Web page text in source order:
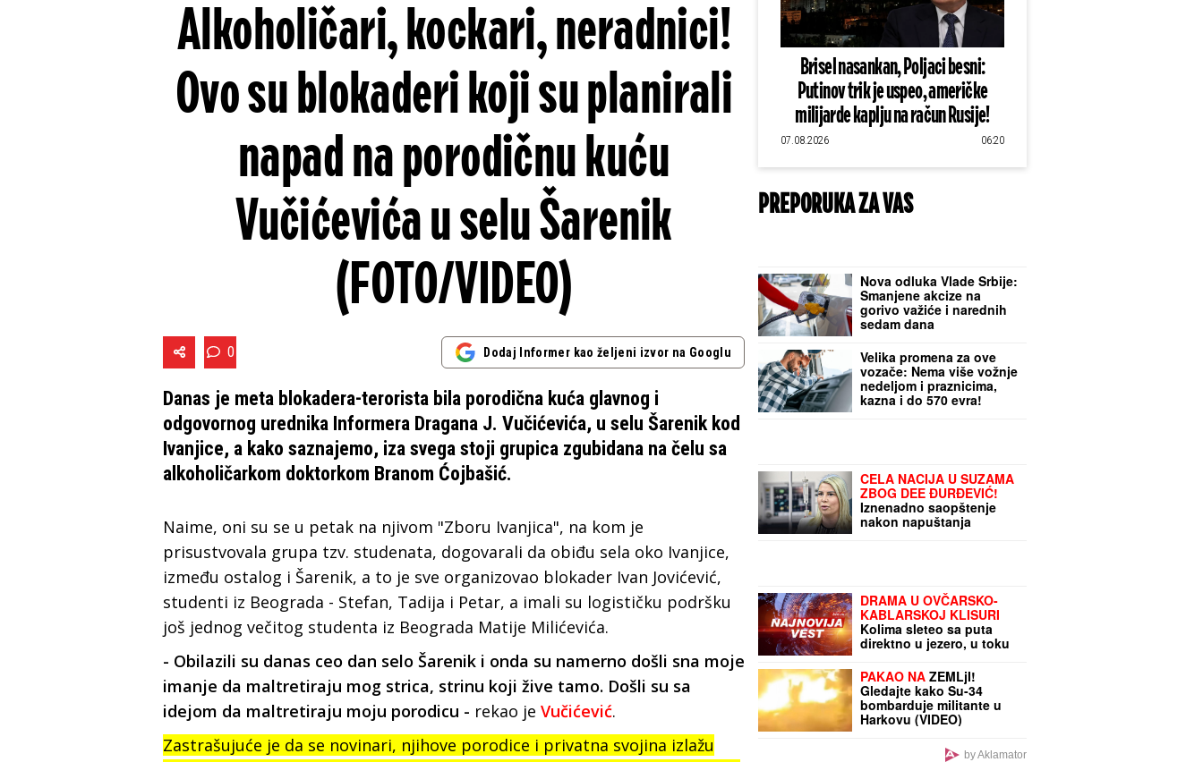
Alkoholičari, kockari, neradnici!
Ovo su blokaderi koji su planirali
napad na porodičnu kuću
Vučićevića u selu Šarenik
(FOTO/VIDEO)
0 Dodaj Informer kao željeni izvor na Googlu
Danas je meta blokadera-terorista bila porodična kuća glavnog i
odgovornog urednika Informera Dragana J. Vučićevića, u selu Šarenik kod
Ivanjice, a kako saznajemo, iza svega stoji grupica zgubidana na čelu sa
alkoholičarkom doktorkom Branom Ćojbašić.
Naime, oni su se u petak na njivom "Zboru Ivanjica", na kom je
prisustvovala grupa tzv. studenata, dogovarali da obiđu sela oko Ivanjice,
između ostalog i Šarenik, a to je sve organizovao blokader Ivan Jovićević,
studenti iz Beograda - Stefan, Tadija i Petar, a imali su logističku podršku
još jednog večitog studenta iz Beograda Matije Milićevića.
- Obilazili su danas ceo dan selo Šarenik i onda su namerno došli sna moje
imanje da maltretiraju mog strica, strinu koji žive tamo. Došli su sa
idejom da maltretiraju moju porodicu - rekao je Vučićević.
Zastrašujuće je da se novinari, njihove porodice i privatna svojina izlažu
Brisel nasankan, Poljaci besni:
Putinov trik je uspeo, američke
milijarde kaplju na račun Rusije!
07.08.2026 06:20
PREPORUKA ZA VAS
Nova odluka Vlade Srbije:
Smanjene akcize na
gorivo važiće i narednih
sedam dana
Velika promena za ove
vozače: Nema više vožnje
nedeljom i praznicima,
kazna i do 570 evra!
CELA NACIJA U SUZAMA
ZBOG DEE ĐURĐEVIĆ!
Iznenadno saopštenje
nakon napuštanja
porodilišta, ovo je
DRAMA U OVČARSKO-
KABLARSKOJ KLISURI
Kolima sleteo sa puta
direktno u jezero, u toku
izvlačenje vozila (FOTO)
PAKAO NA ZEMLjI!
Gledajte kako Su-34
bombarduje militante u
Harkovu (VIDEO)
by Aklamator